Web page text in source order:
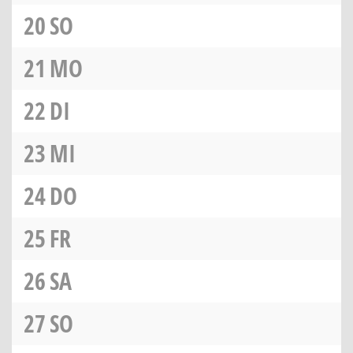
20SO
21 MO
22DI
23MI
24DO
25FR
26SA
27SO